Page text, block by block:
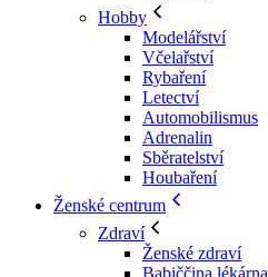
Hobby
Modelářství
Včelařství
Rybaření
Letectví
Automobilismus
Adrenalin
Sběratelství
Houbaření
Ženské centrum
Zdraví
Ženské zdraví
Babiččina lékárna